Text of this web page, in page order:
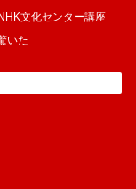
文化センター講座
いた